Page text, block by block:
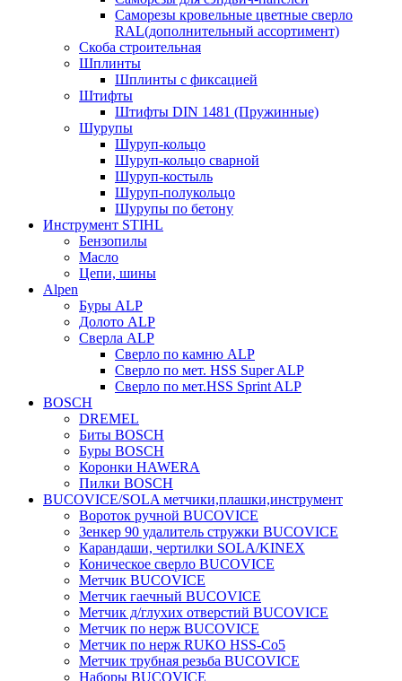
Саморезы кровельные цветные сверло
RAL(дополнительный ассортимент)
Скоба строительная
Шплинты
Шплинты с фиксацией
Штифты
Штифты DIN 1481 (Пружинные)
Шурупы
Шуруп-кольцо
Шуруп-кольцо сварной
Шуруп-костыль
Шуруп-полукольцо
Шурупы по бетону
Инструмент STIHL
Бензопилы
Масло
Цепи, шины
Alpen
Буры ALP
Долото ALP
Сверла ALP
Сверло по камню ALP
Сверло по мет. HSS Super ALP
Сверло по мет.HSS Sprint ALP
BOSCH
DREMEL
Биты BOSCH
Буры BOSCH
Коронки HAWERA
Пилки BOSCH
BUCOVICE/SOLA метчики,плашки,инструмент
Вороток ручной BUCOVICE
Зенкер 90 удалитель стружки BUCOVICE
Карандаши, чертилки SOLA/KINEX
Коническое сверло BUCOVICE
Метчик BUCOVICE
Метчик гаечный BUCOVICE
Метчик д/глухих отверстий BUCOVICE
Метчик по нерж BUCOVICE
Метчик по нерж RUKO HSS-Co5
Метчик трубная резьба BUCOVICE
Наборы BUCOVICE